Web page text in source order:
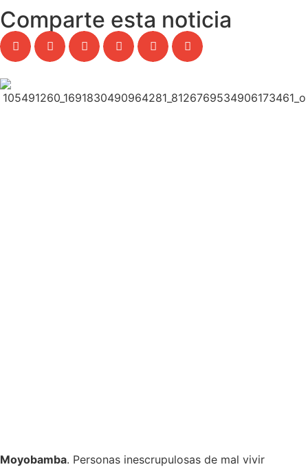
Comparte esta noticia
Moyobamba. Personas inescrupulosas de mal vivir